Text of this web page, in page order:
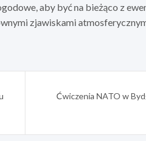
aby być na bieżąco z
zjawiskami
Ćwiczenia NATO w